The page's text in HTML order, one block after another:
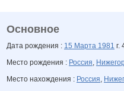
Основное
Дата рождения : 15 Марта 1981 г.
Место рождения : Россия,
Место нахождения : Россия,